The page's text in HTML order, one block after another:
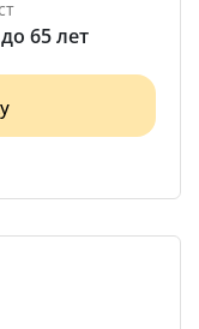
65 лет